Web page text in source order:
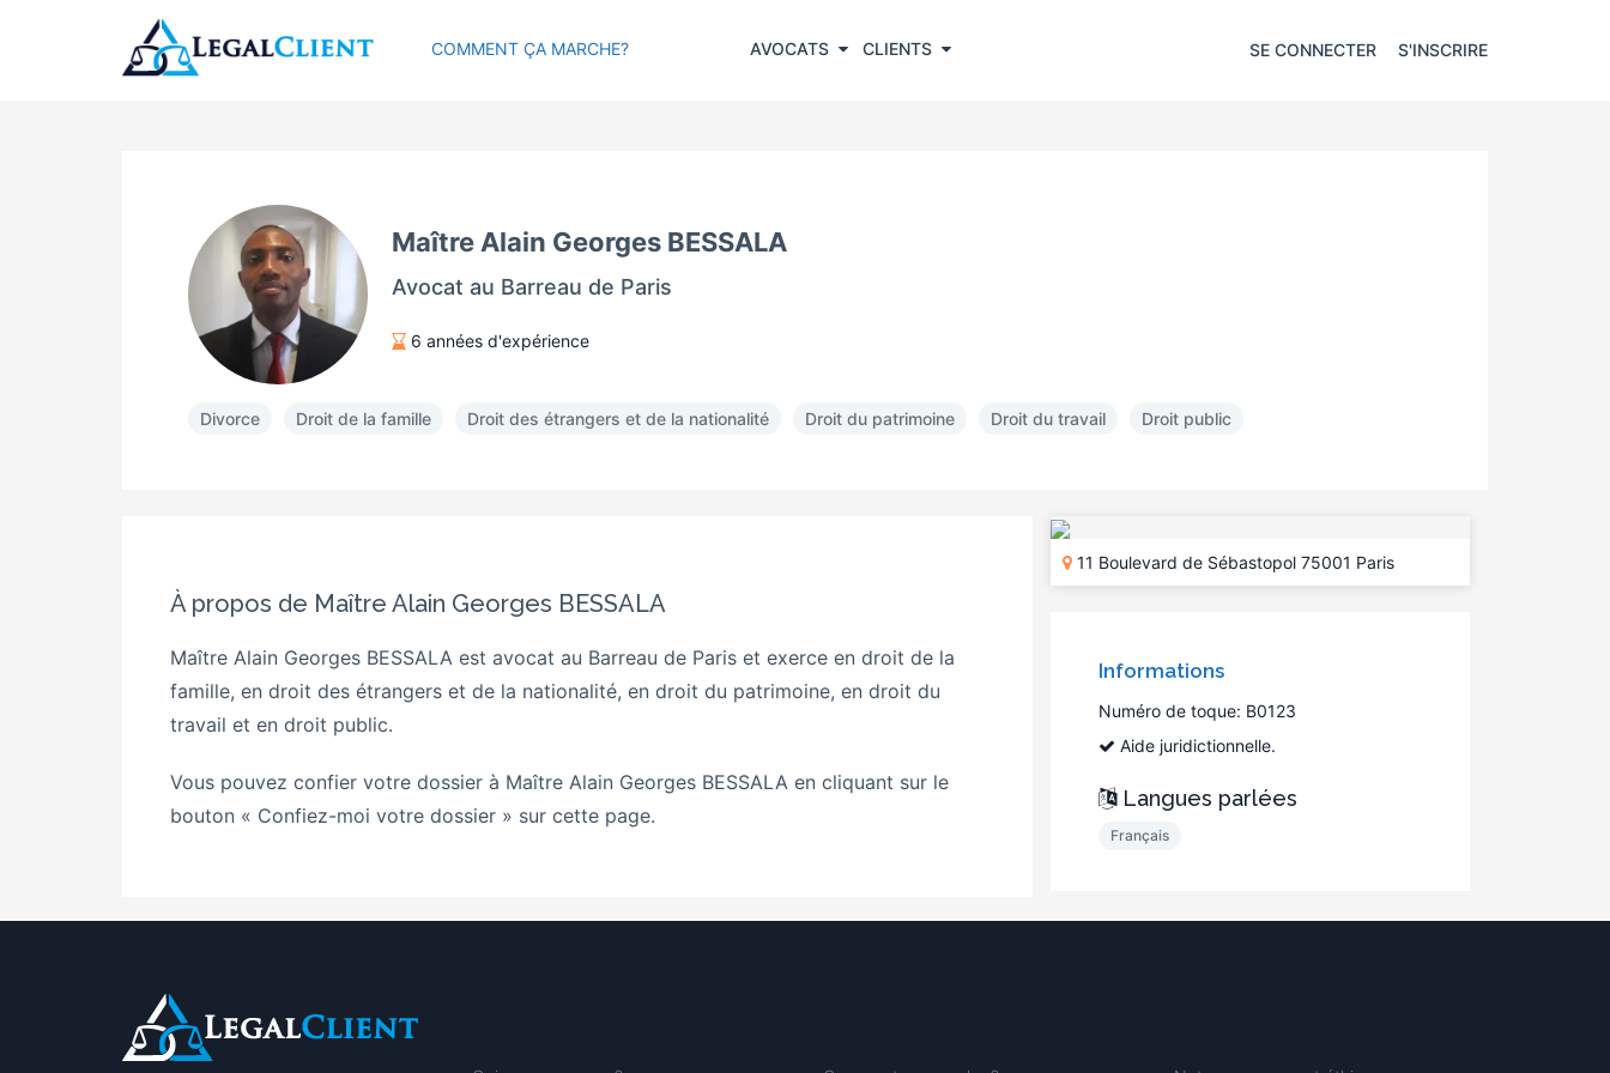
COMMENT ÇA MARCHE? AVOCATS CLIENTS SE CONNECTER S'INSCRIRE
Maître Alain Georges BESSALA
Avocat au Barreau de Paris
6 années d'expérience
Divorce Droit de la famille Droit des étrangers et de la nationalité Droit du patrimoine Droit du travail Droit public
11 Boulevard de Sébastopol 75001 Paris
Informations
Numéro de toque: B0123
Aide juridictionnelle.
Langues parlées
Français
À propos de Maître Alain Georges BESSALA
Maître Alain Georges BESSALA est avocat au Barreau de Paris et exerce en droit de la
famille, en droit des étrangers et de la nationalité, en droit du patrimoine, en droit du
travail et en droit public.
Vous pouvez confier votre dossier à Maître Alain Georges BESSALA en cliquant sur le
bouton « Confiez-moi votre dossier » sur cette page.